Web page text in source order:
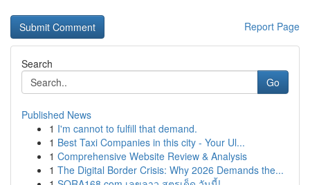
Report Page
Search
Go
Published News
1 I'm cannot to fulfill that demand.
1 Best Taxi Companies in this city - Your Ul...
1 Comprehensive Website Review & Analysis
1 The Digital Border Crisis: Why 2026 Demands the...